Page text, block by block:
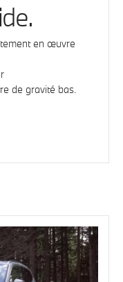
en œuvre
de gravité bas.